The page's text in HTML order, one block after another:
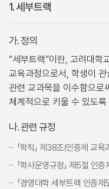
1. 세부트랙
가. 정의
“세부트랙”이란, 고려대학
교육과정으로서, 학생이
관련 교과목을 이수함으로
체계적으로 키울 수 있도
나. 관련 규정
「학칙」 제38조(인증제 교육
「학사운영규정」 제5절 인
「경영대학 세부트랙 인증제